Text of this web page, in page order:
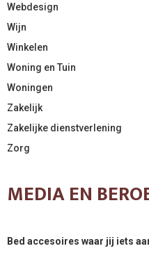
Webdesign
Wijn
Winkelen
Woning en Tuin
Woningen
Zakelijk
Zakelijke dienstverlening
Zorg
MEDIA EN
Bed accesoires waar jij iets